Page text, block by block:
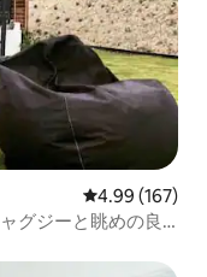
レビュー167
4.99 (167)
グジーと眺めの良